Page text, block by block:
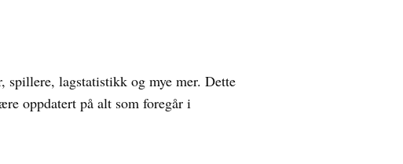
lagstatistikk og mye mer. Dette
oppdatert på alt som foregår i